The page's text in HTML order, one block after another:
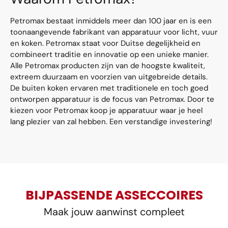
Petromax bestaat inmiddels meer dan 100 jaar en is een
toonaangevende fabrikant van apparatuur voor licht, vuur
en koken. Petromax staat voor Duitse degelijkheid en
combineert traditie en innovatie op een unieke manier.
Alle Petromax producten zijn van de hoogste kwaliteit,
extreem duurzaam en voorzien van uitgebreide details.
De buiten koken ervaren met traditionele en toch goed
ontworpen apparatuur is de focus van Petromax. Door te
kiezen voor Petromax koop je apparatuur waar je heel
lang plezier van zal hebben. Een verstandige investering!
BIJPASSENDE ASSECCOIRES
Maak jouw aanwinst compleet